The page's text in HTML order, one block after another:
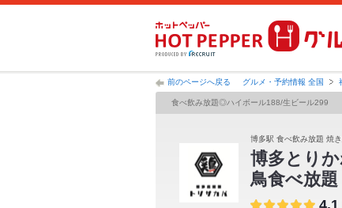
前のページへ戻る グルメ・予約情報 全国
食べ飲み放題◎ハイボール188/生ビール299
博多駅 食べ飲み放題 焼
博多とり
鳥食べ放題
4.1